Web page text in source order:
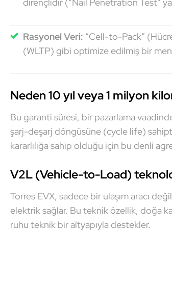
dirençlidir (“Nail Penetration Test”
Rasyonel Veri: “Cell-to-Pack”
(WLTP) gibi optimize edilmiş bir
Neden 10 yıl veya 1 milyon
Bu garanti süresi, bir pazarlama
şarj-deşarj döngüsüne (cycle life)
kararlılığa sahip olduğu için bu denli
V2L (Vehicle-to-Load)
Torres EVX, sadece bir ulaşım aracı
elektrik sağlar. Bu teknik özellik, doğa
ruhu teknik bir altyapıyla destekler.